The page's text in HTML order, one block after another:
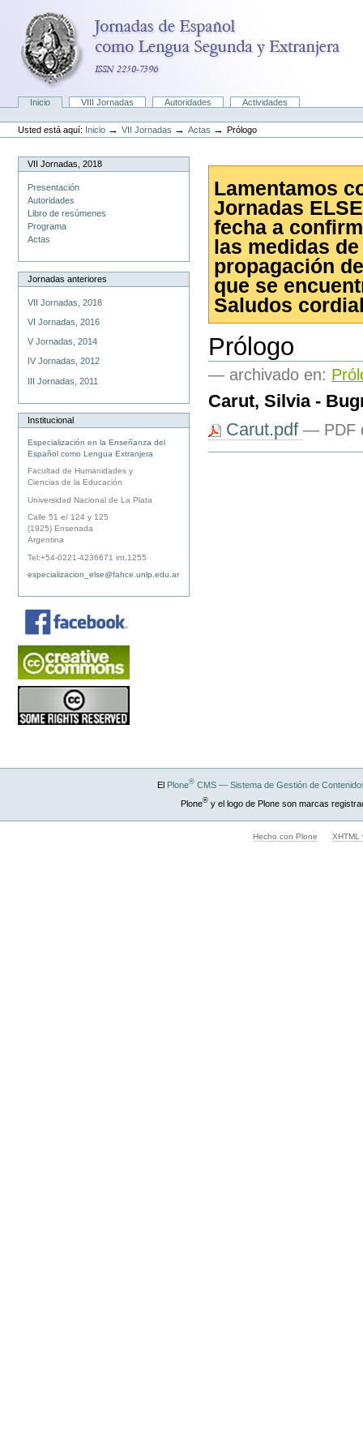
contenido.
Saltar
navegación
Secciones
Inicio VIII Jornadas Autoridades
Actividades
Herramientas
Personales
Usted está aquí: Inicio →VII Jornadas →Actas →Prólogo
VII Jornadas, 2018
Presentación
Autoridades
Libro de resúmenes
Programa
Actas
Jornadas anteriores
VII Jornadas, 2018
VI Jornadas, 2016
V Jornadas, 2014
IV Jornadas, 2012
III Jornadas, 2011
Institucional
Especialización en la Enseñanza del
Español como Lengua Extranjera
Facultad de Humanidades y
Ciencias de la Educación
Universidad Nacional de La Plata
Calle 51 e/ 124 y 125
(1925) Ensenada
Argentina
Tel:+54-0221-4236671 int.1255
especializacion_else@fahce.unlp.edu.ar
Lamentamos
Jornadas
fecha a
las medidas
propagación
que se
Saludos
Prólogo
— archivado en:
Carut, Silvia -
Carut.pdf— PDF
El Plone®CMS — Sistema de Gestión de
Plone®y el logo de Plone son marcas
Hecho con Plone XHTML